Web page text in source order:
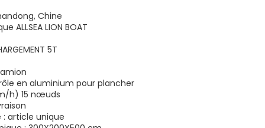
Chine
ALLSEA LION BOAT
5T
en aluminium pour plancher
h) 15 nœuds
: article unique